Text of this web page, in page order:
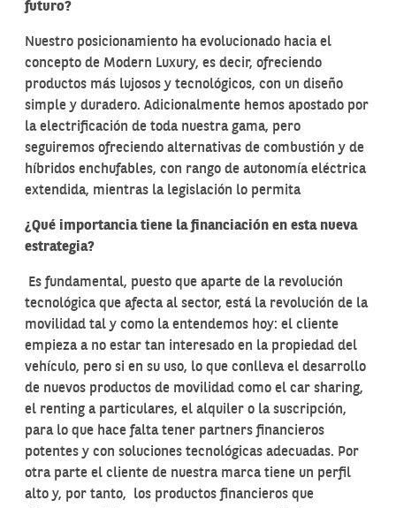
futuro?
Nuestro posicionamiento ha evolucionado hacia el
concepto de Modern Luxury, es decir, ofreciendo
productos más lujosos y tecnológicos, con un diseño
simple y duradero. Adicionalmente hemos apostado por
la electrificación de toda nuestra gama, pero
seguiremos ofreciendo alternativas de combustión y de
híbridos enchufables, con rango de autonomía eléctrica
extendida, mientras la legislación lo permita
¿Qué importancia tiene la financiación en esta nueva
estrategia?
Es fundamental, puesto que aparte de la revolución
tecnológica que afecta al sector, está la revolución de la
movilidad tal y como la entendemos hoy: el cliente
empieza a no estar tan interesado en la propiedad del
vehículo, pero si en su uso, lo que conlleva el desarrollo
de nuevos productos de movilidad como el car sharing,
el renting a particulares, el alquiler o la suscripción,
para lo que hace falta tener partners financieros
potentes y con soluciones tecnológicas adecuadas. Por
otra parte el cliente de nuestra marca tiene un perfil
alto y, por tanto, los productos financieros que